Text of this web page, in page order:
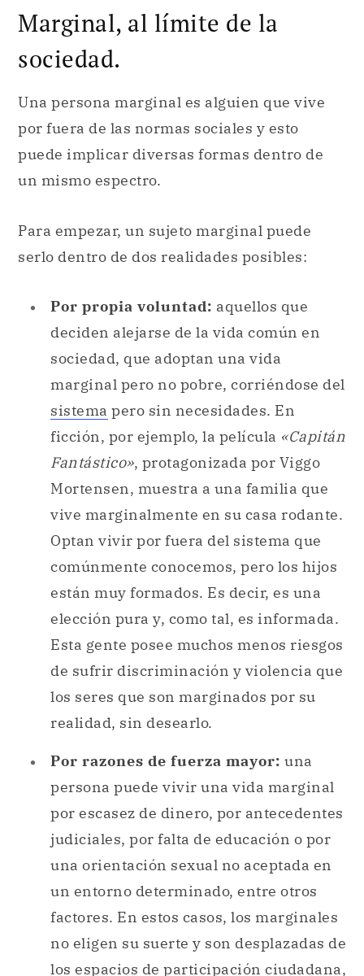
Marginal, al límite de la
sociedad.
Una persona marginal es alguien que vive
por fuera de las normas sociales y esto
puede implicar diversas formas dentro de
un mismo espectro.
Para empezar, un sujeto marginal puede
serlo dentro de dos realidades posibles:
Por propia voluntad: aquellos que
deciden alejarse de la vida común en
sociedad, que adoptan una vida
marginal pero no pobre, corriéndose del
sistema pero sin necesidades. En
ficción, por ejemplo, la película «Capitán
Fantástico», protagonizada por Viggo
Mortensen, muestra a una familia que
vive marginalmente en su casa rodante.
Optan vivir por fuera del sistema que
comúnmente conocemos, pero los hijos
están muy formados. Es decir, es una
elección pura y, como tal, es informada.
Esta gente posee muchos menos riesgos
de sufrir discriminación y violencia que
los seres que son marginados por su
realidad, sin desearlo.
Por razones de fuerza mayor: una
persona puede vivir una vida marginal
por escasez de dinero, por antecedentes
judiciales, por falta de educación o por
una orientación sexual no aceptada en
un entorno determinado, entre otros
factores. En estos casos, los marginales
no eligen su suerte y son desplazadas de
los espacios de participación ciudadana,